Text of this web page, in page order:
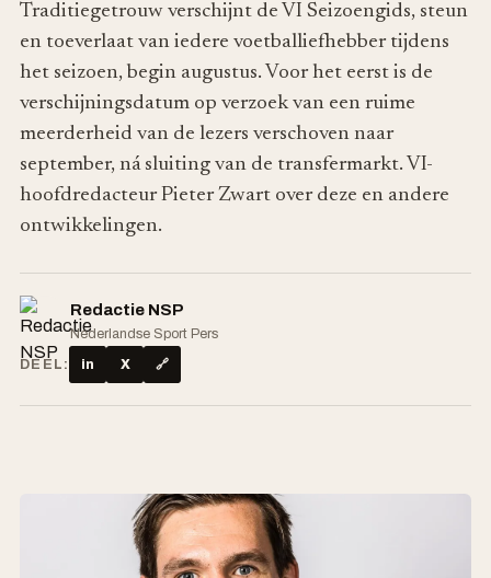
Traditiegetrouw verschijnt de VI Seizoengids, steun
en toeverlaat van iedere voetballiefhebber tijdens
het seizoen, begin augustus. Voor het eerst is de
verschijningsdatum op verzoek van een ruime
meerderheid van de lezers verschoven naar
september, ná sluiting van de transfermarkt. VI-
hoofdredacteur Pieter Zwart over deze en andere
ontwikkelingen.
Redactie NSP
Nederlandse Sport Pers
DEEL:
in X 🔗